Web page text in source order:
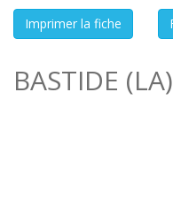
BASTIDE (LA)